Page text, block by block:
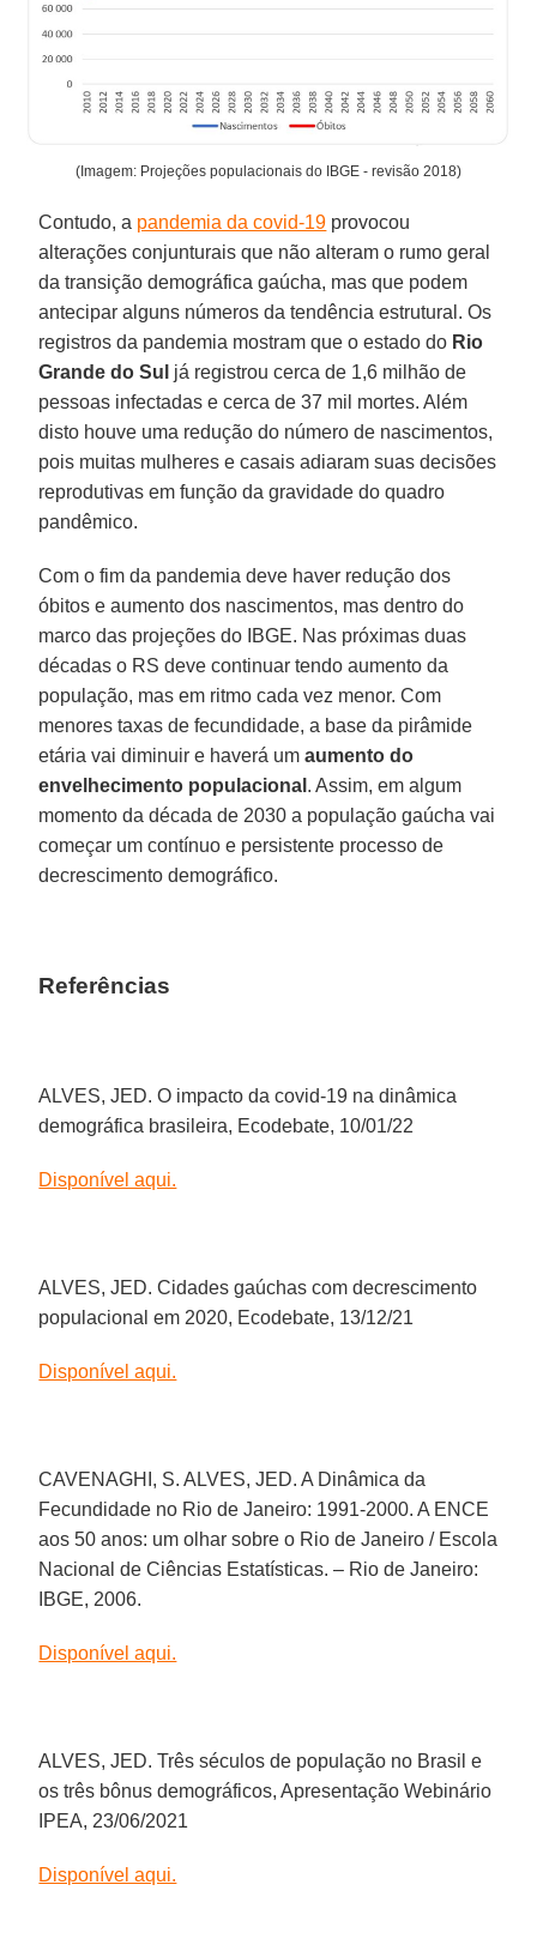
(Imagem: Projeções populacionais do IBGE - revisão 2018)
Contudo, a pandemia da covid-19 provocou
alterações conjunturais que não alteram o rumo geral
da transição demográfica gaúcha, mas que podem
antecipar alguns números da tendência estrutural. Os
registros da pandemia mostram que o estado do Rio
Grande do Sul já registrou cerca de 1,6 milhão de
pessoas infectadas e cerca de 37 mil mortes. Além
disto houve uma redução do número de nascimentos,
pois muitas mulheres e casais adiaram suas decisões
reprodutivas em função da gravidade do quadro
pandêmico.
Com o fim da pandemia deve haver redução dos
óbitos e aumento dos nascimentos, mas dentro do
marco das projeções do IBGE. Nas próximas duas
décadas o RS deve continuar tendo aumento da
população, mas em ritmo cada vez menor. Com
menores taxas de fecundidade, a base da pirâmide
etária vai diminuir e haverá umaumento do
envelhecimento populacional . Assim, em algum
momento da década de 2030 a população gaúcha vai
começar um contínuo e persistente processo de
decrescimento demográfico.
Referências
ALVES, JED. O impacto da covid-19 na dinâmica
demográfica brasileira, Ecodebate, 10/01/22
Disponível aqui.
ALVES, JED. Cidades gaúchas com decrescimento
populacional em 2020, Ecodebate, 13/12/21
Disponível aqui.
CAVENAGHI, S. ALVES, JED. A Dinâmica da
Fecundidade no Rio de Janeiro: 1991-2000. A ENCE
aos 50 anos: um olhar sobre o Rio de Janeiro / Escola
Nacional de Ciências Estatísticas. – Rio de Janeiro:
IBGE, 2006.
Disponível aqui.
ALVES, JED. Três séculos de população no Brasil e
os três bônus demográficos, Apresentação Webinário
IPEA, 23/06/2021
Disponível aqui.